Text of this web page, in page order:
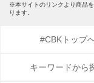
※本サイトのリンクより商品
ります。
#CBKトップ
キーワードから